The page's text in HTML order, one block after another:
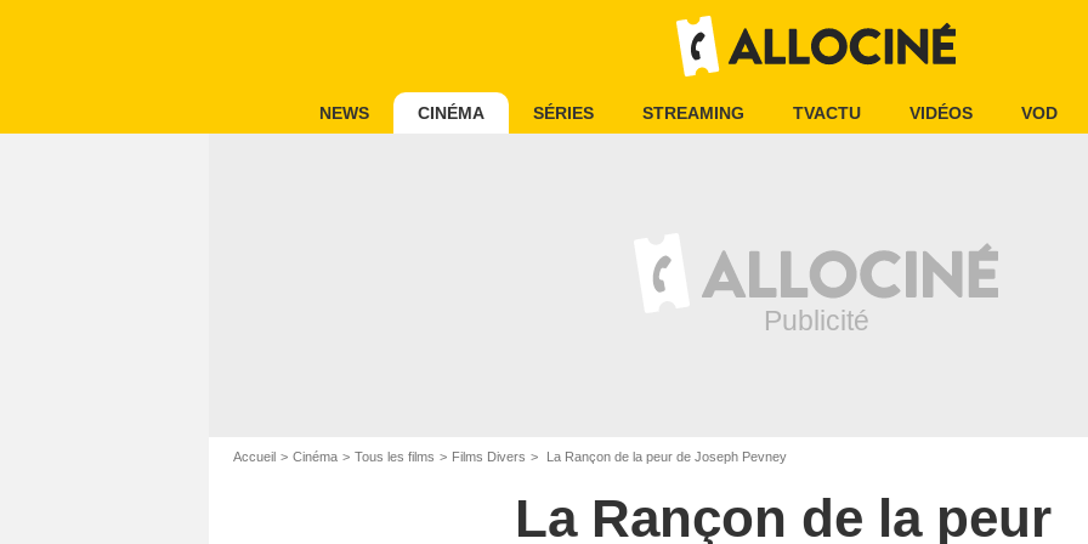
NEWS CINÉMA SÉRIES STREAMING TVACTU VIDÉOS VOD
Accueil Cinéma Tous les films Films Divers La Rançon de la peur de Joseph Pevney
La Rançon de la peur